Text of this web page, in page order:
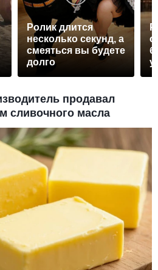
Ролик длится
несколько секунд, а
смеяться вы будете
долго
продавал
сливочного масла